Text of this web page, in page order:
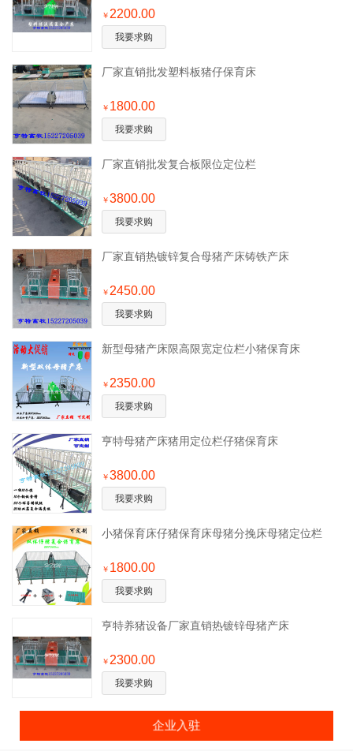
￥ 2200.00
我要求购
厂家直销批发塑料板猪仔保育床
￥ 1800.00
我要求购
厂家直销批发复合板限位定位栏
￥3800.00
我要求购
厂家直销热镀锌复合母猪产床铸铁产床
￥ 2450.00
我要求购
新型母猪产床限高限宽定位栏小猪保育床
￥ 2350.00
我要求购
亨特母猪产床猪用定位栏仔猪保育床
￥3800.00
我要求购
小猪保育床仔猪保育床母猪分挽床母猪定位栏
￥ 1800.00
我要求购
亨特养猪设备厂家直销热镀锌母猪产床
￥ 2300.00
我要求购
企业入驻